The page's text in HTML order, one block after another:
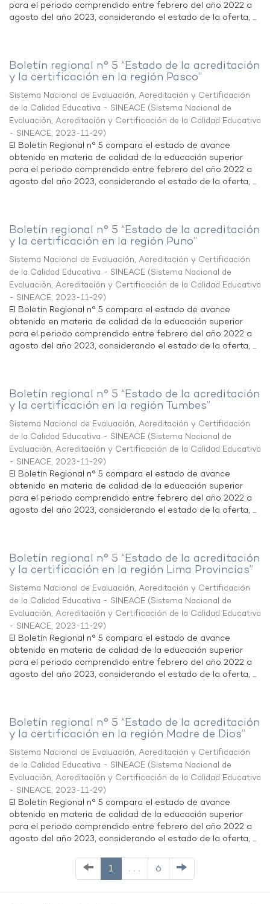
para el periodo comprendido entre febrero del año 2022 a
agosto del año 2023, considerando el estado de la oferta, ...
Boletín regional n° 5 “Estado de la acreditación
y la certificación en la región Pasco”
Sistema Nacional de Evaluación, Acreditación y Certificación
de la Calidad Educativa - SINEACE (Sistema Nacional de
Evaluación, Acreditación y Certificación de la Calidad Educativa
- SINEACE, 2023-11-29)
El Boletín Regional n° 5 compara el estado de avance
obtenido en materia de calidad de la educación superior
para el periodo comprendido entre febrero del año 2022 a
agosto del año 2023, considerando el estado de la oferta, ...
Boletín regional n° 5 “Estado de la acreditación
y la certificación en la región Puno”
Sistema Nacional de Evaluación, Acreditación y Certificación
de la Calidad Educativa - SINEACE (Sistema Nacional de
Evaluación, Acreditación y Certificación de la Calidad Educativa
- SINEACE, 2023-11-29)
El Boletín Regional n° 5 compara el estado de avance
obtenido en materia de calidad de la educación superior
para el periodo comprendido entre febrero del año 2022 a
agosto del año 2023, considerando el estado de la oferta, ...
Boletín regional n° 5 “Estado de la acreditación
y la certificación en la región Tumbes”
Sistema Nacional de Evaluación, Acreditación y Certificación
de la Calidad Educativa - SINEACE (Sistema Nacional de
Evaluación, Acreditación y Certificación de la Calidad Educativa
- SINEACE, 2023-11-29)
El Boletín Regional n° 5 compara el estado de avance
obtenido en materia de calidad de la educación superior
para el periodo comprendido entre febrero del año 2022 a
agosto del año 2023, considerando el estado de la oferta, ...
Boletín regional n° 5 “Estado de la acreditación
y la certificación en la región Lima Provincias”
Sistema Nacional de Evaluación, Acreditación y Certificación
de la Calidad Educativa - SINEACE (Sistema Nacional de
Evaluación, Acreditación y Certificación de la Calidad Educativa
- SINEACE, 2023-11-29)
El Boletín Regional n° 5 compara el estado de avance
obtenido en materia de calidad de la educación superior
para el periodo comprendido entre febrero del año 2022 a
agosto del año 2023, considerando el estado de la oferta, ...
Boletín regional n° 5 “Estado de la acreditación
y la certificación en la región Madre de Dios”
Sistema Nacional de Evaluación, Acreditación y Certificación
de la Calidad Educativa - SINEACE (Sistema Nacional de
Evaluación, Acreditación y Certificación de la Calidad Educativa
- SINEACE, 2023-11-29)
El Boletín Regional n° 5 compara el estado de avance
obtenido en materia de calidad de la educación superior
para el periodo comprendido entre febrero del año 2022 a
agosto del año 2023, considerando el estado de la oferta, ...
1 . . . 6